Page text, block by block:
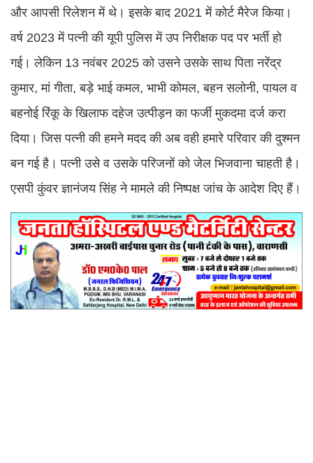
और आपसी रिलेशन में थे। इसके बाद 2021 में कोर्ट मैरेज किया।
वर्ष 2023 में पत्नी की यूपी पुलिस में उप निरीक्षक पद पर भर्ती हो
गई। लेकिन 13 नवंबर 2025 को उसने उसके साथ पिता नरेंद्र
कुमार, मां गीता, बड़े भाई कमल, भाभी कोमल, बहन सलोनी, पायल व
बहनोई रिंकू के खिलाफ दहेज उत्पीड़न का फर्जी मुकदमा दर्ज करा
दिया। जिस पत्नी की हमने मदद की अब वही हमारे परिवार की दुश्मन
बन गई है। पत्नी उसे व उसके परिजनों को जेल भिजवाना चाहती है।
एसपी कुंवर ज्ञानंजय सिंह ने मामले की निष्पक्ष जांच के आदेश दिए हैं।